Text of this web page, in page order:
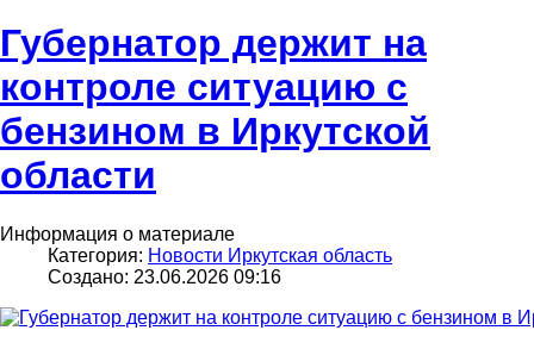
Губернатор держит на
контроле ситуацию с
бензином в Иркутской
области
Информация о материале
Категория: Новости Иркутская область
Создано: 23.06.2026 09:16